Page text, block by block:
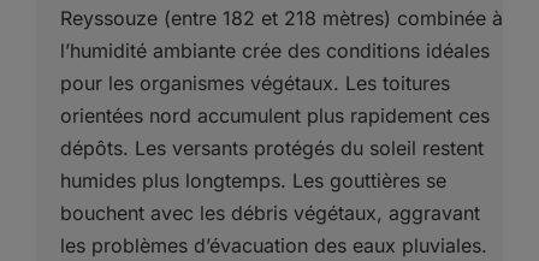
Reyssouze (entre 182 et 218 mètres) combinée à
l’humidité ambiante crée des conditions idéales
pour les organismes végétaux. Les toitures
orientées nord accumulent plus rapidement ces
dépôts. Les versants protégés du soleil restent
humides plus longtemps. Les gouttières se
bouchent avec les débris végétaux, aggravant
les problèmes d’évacuation des eaux pluviales.